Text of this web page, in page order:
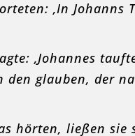
‚In Johanns
‚Johannes
den glauben, der
hörten, ließen sie